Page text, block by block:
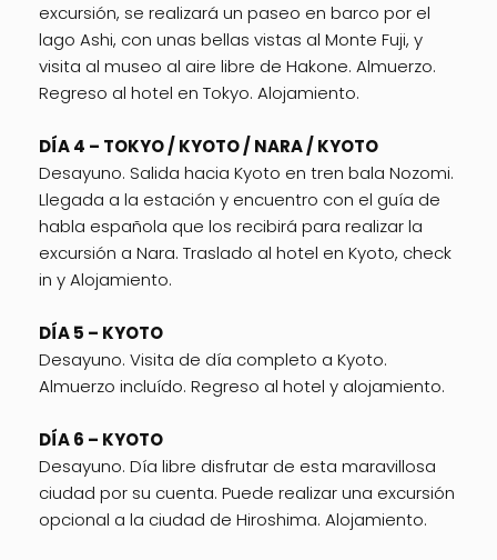
excursión, se realizará un paseo en barco por el
lago Ashi, con unas bellas vistas al Monte Fuji, y
visita al museo al aire libre de Hakone. Almuerzo.
Regreso al hotel en Tokyo. Alojamiento.
DÍA 4 – TOKYO / KYOTO / NARA / KYOTO
Desayuno. Salida hacia Kyoto en tren bala Nozomi.
Llegada a la estación y encuentro con el guía de
habla española que los recibirá para realizar la
excursión a Nara. Traslado al hotel en Kyoto, check
in y Alojamiento.
DÍA 5 – KYOTO
Desayuno. Visita de día completo a Kyoto.
Almuerzo incluído. Regreso al hotel y alojamiento.
DÍA 6 – KYOTO
Desayuno. Día libre disfrutar de esta maravillosa
ciudad por su cuenta. Puede realizar una excursión
opcional a la ciudad de Hiroshima. Alojamiento.